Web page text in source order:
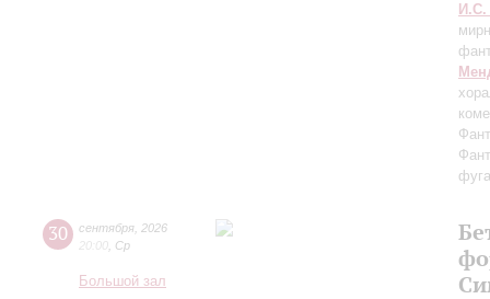
И.С.
30 сентября 2026
20:00 Ср
Большой зал